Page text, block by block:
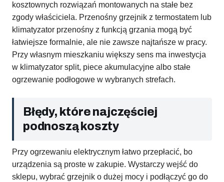
kosztownych rozwiązań montowanych na stałe bez
zgody właściciela. Przenośny grzejnik z termostatem lub
klimatyzator przenośny z funkcją grzania mogą być
łatwiejsze formalnie, ale nie zawsze najtańsze w pracy.
Przy własnym mieszkaniu większy sens ma inwestycja
w klimatyzator split, piece akumulacyjne albo stałe
ogrzewanie podłogowe w wybranych strefach.
Błędy, które najczęściej
podnoszą koszty
Przy ogrzewaniu elektrycznym łatwo przepłacić, bo
urządzenia są proste w zakupie. Wystarczy wejść do
sklepu, wybrać grzejnik o dużej mocy i podłączyć go do